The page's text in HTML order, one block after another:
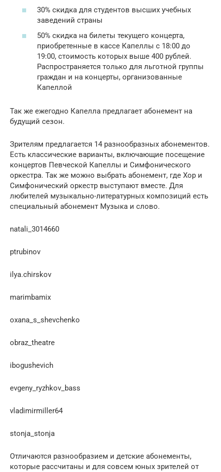
30% скидка для студентов высших учебных
заведений страны
50% скидка на билеты текущего концерта,
приобретенные в кассе Капеллы с 18:00 до
19:00, стоимость которых выше 400 рублей.
Распространяется только для льготной группы
граждан и на концерты, организованные
Капеллой
Так же ежегодно Капелла предлагает абонемент на
будущий сезон.
Зрителям предлагается 14 разнообразных абонементов.
Есть классические варианты, включающие посещение
концертов Певческой Капеллы и Симфонического
оркестра. Так же можно выбрать абонемент, где Хор и
Симфонический оркестр выступают вместе. Для
любителей музыкально-литературных композиций есть
специальный абонемент Музыка и слово.
natali_3014660
ptrubinov
ilya.chirskov
marimbamix
oxana_s_shevchenko
obraz_theatre
ibogushevich
evgeny_ryzhkov_bass
vladimirmiller64
stonja_stonja
Отличаются разнообразием и детские абонементы,
которые рассчитаны и для совсем юных зрителей от